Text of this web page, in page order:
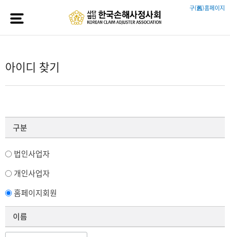
구(舊)홈페이지
아이디 찾기
구분
법인사업자
개인사업자
홈페이지회원
이름